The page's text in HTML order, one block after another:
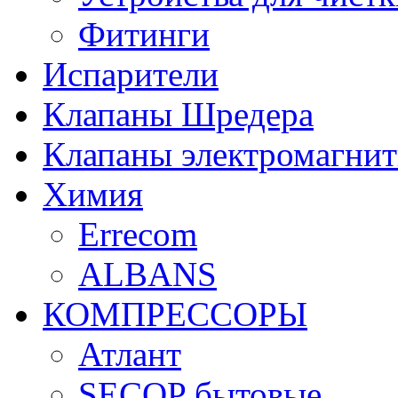
Фитинги
Испарители
Клапаны Шредера
Клапаны
Химия
Errecom
ALBANS
КОМПРЕССОРЫ
Атлант